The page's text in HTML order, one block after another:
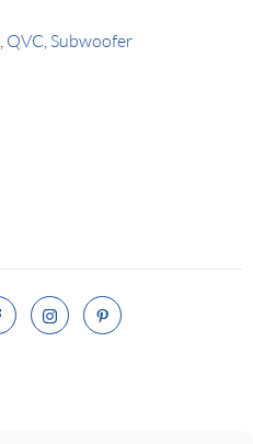
QVC Subwoofer